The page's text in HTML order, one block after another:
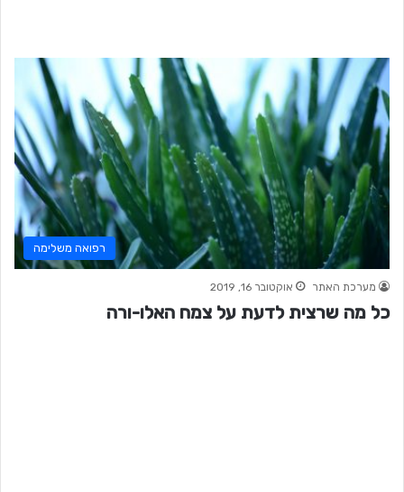
רפואה משלימה
מערכת האתר אוקטובר 16, 2019
כל מה שרצית לדעת על צמח האלו-ורה